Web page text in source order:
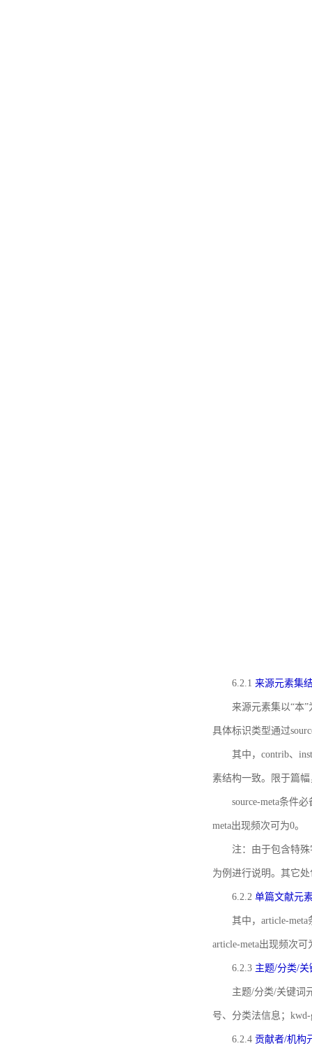
6.2.1 来源元素集
来源元素集以“本
具体标识类型通过
其中，contrib、
素结构一致。限于篇
source-meta条件
meta出现频次可为0。
注：由于包含特殊
为例进行说明。其它
6.2.2 单篇文献元
其中，article-
article-meta出现频次可
6.2.3 主题/分类/
主题/分类/关键词
号、分类法信息；
6.2.4 贡献者/机构